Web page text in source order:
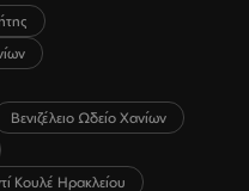
Βενιζέλειο Ωδείο Χανίων
Κουλέ Ηρακλείου